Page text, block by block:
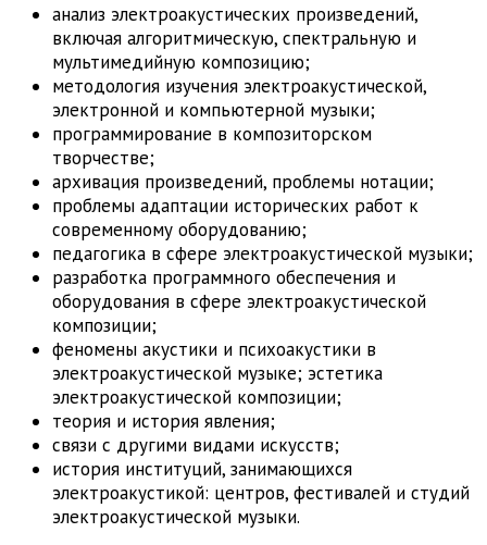
анализ электроакустических произведений,
включая алгоритмическую, спектральную и
мультимедийную композицию;
методология изучения электроакустической,
электронной и компьютерной музыки;
программирование в композиторском
творчестве;
архивация произведений, проблемы нотации;
проблемы адаптации исторических работ к
современному оборудованию;
педагогика в сфере электроакустической музыки;
разработка программного обеспечения и
оборудования в сфере электроакустической
композиции;
феномены акустики и психоакустики в
электроакустической музыке; эстетика
электроакустической композиции;
теория и история явления;
связи с другими видами искусств;
история институций, занимающихся
электроакустикой: центров, фестивалей и студий
электроакустической музыки.